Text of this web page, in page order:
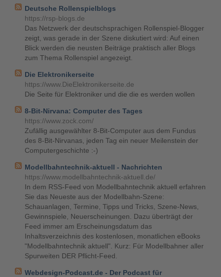
Deutsche Rollenspielblogs
https://rsp-blogs.de
Das Netzwerk der deutschsprachigen Rollenspiel-Blogger
zeigt, was gerade in der Szene diskutiert wird: Auf einen
Blick werden die neusten Beiträge praktisch aller Blogs
zum Thema Rollenspiel angezeigt.
Die Elektronikerseite
https://www.DieElektronikerseite.de
Die Seite für Elektroniker und die die es werden wollen
8-Bit-Nirvana: Computer des Tages
https://www.zock.com/
Zufällig ausgewählter 8-Bit-Computer aus dem Fundus
des 8-Bit-Nirvanas, jeden Tag ein neuer Meilenstein der
Computergeschichte :-)
Modellbahntechnik-aktuell - Nachrichten
https://www.modellbahntechnik-aktuell.de/
In dem RSS-Feed von Modellbahntechnik aktuell erfahren
Sie das Neueste aus der Modellbahn-Szene:
Schauanlagen, Termine, Tipps und Tricks, Szene-News,
Gewinnspiele, Neuerscheinungen. Dazu überträgt der
Feed immer am Erscheinungsdatum das
Inhaltsverzeichnis des kostenlosen, monatlichen eBooks
"Modellbahntechnik aktuell". Kurz: Für Modellbahner aller
Spurweiten DER Pflicht-Feed.
Webdesign-Podcast.de - Der Podcast für